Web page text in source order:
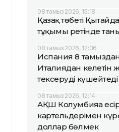
08 тамыз 2026, 15:18
Қазақ төбеті Қытайда
тұқымы ретінде
08 тамыз 2026, 12:36
Испания 8
Италиядан
тексеруді күшейтеді
08 тамыз 2026, 12:14
АҚШ Колумбияға
картельдерімен
доллар бөлмек